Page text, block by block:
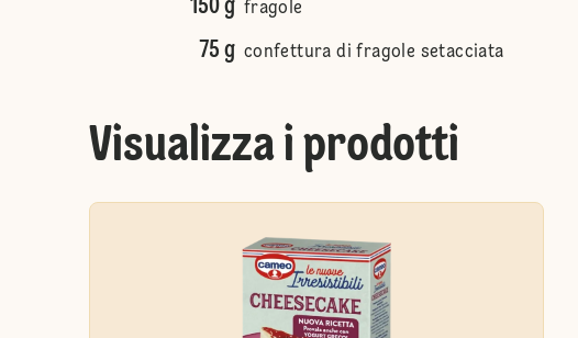
150 g fragole
75 g confettura di fragole setacciata
Visualizza i prodotti